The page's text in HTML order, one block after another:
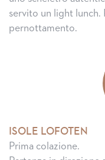
servito un light lunch.
pernottamento.
ISOLE LOFOTEN
Prima colazione.